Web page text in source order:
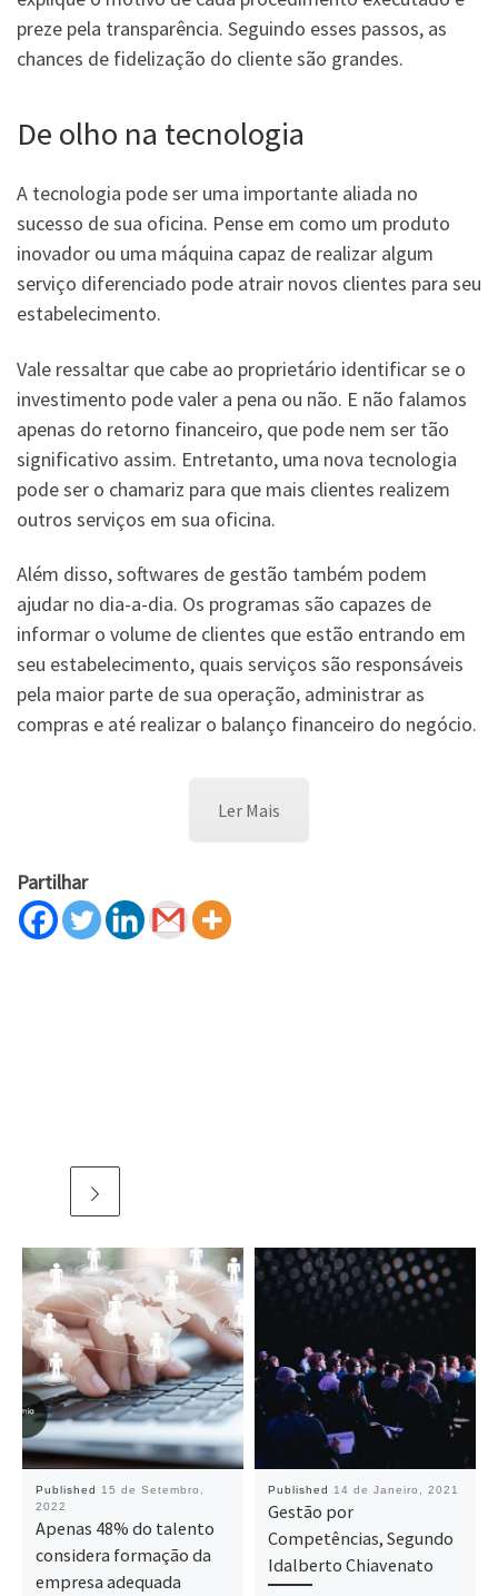
preze pela transparência. Seguindo esses passos, as
chances de fidelização do cliente são grandes.
De olho na tecnologia
A tecnologia pode ser uma importante aliada no
sucesso de sua oficina. Pense em como um produto
inovador ou uma máquina capaz de realizar algum
serviço diferenciado pode atrair novos clientes para seu
estabelecimento.
Vale ressaltar que cabe ao proprietário identificar se o
investimento pode valer a pena ou não. E não falamos
apenas do retorno financeiro, que pode nem ser tão
significativo assim. Entretanto, uma nova tecnologia
pode ser o chamariz para que mais clientes realizem
outros serviços em sua oficina.
Além disso, softwares de gestão também podem
ajudar no dia-a-dia. Os programas são capazes de
informar o volume de clientes que estão entrando em
seu estabelecimento, quais serviços são responsáveis
pela maior parte de sua operação, administrar as
compras e até realizar o balanço financeiro do negócio.
Ler Mais
Partilhar
Published
15 de Setembro,
2022
Apenas 48% do talento
considera formação da
empresa adequada
Published 14 de Janeiro, 2021
Gestão por
Competências, Segundo
Idalberto Chiavenato